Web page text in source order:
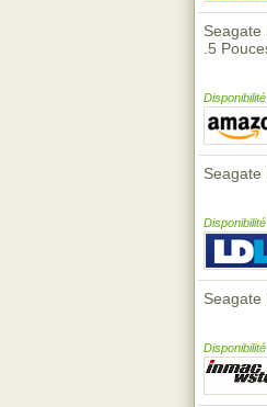
Seagate
.5
Seagate
Seagate